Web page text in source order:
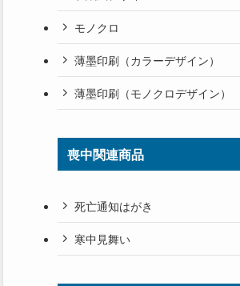
モノクロ
薄墨印刷（カラーデザイン）
薄墨印刷（モノクロデザイン）
喪中関連商品
死亡通知はがき
寒中見舞い